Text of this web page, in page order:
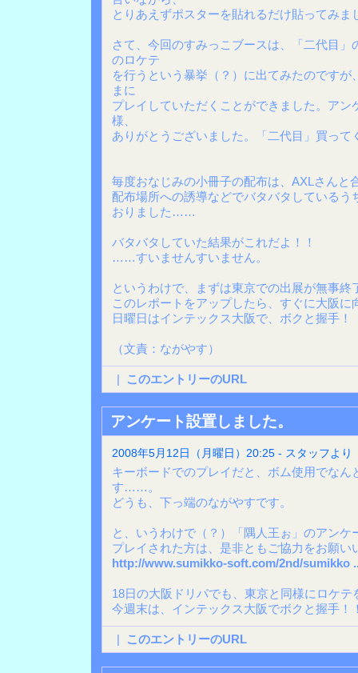
とりあえずポスターを貼れるだけ貼ってみま
さて、今回のすみっこブースは、「二代目
のロケテ
を行うという暴挙（？）に出てみたのです
まに
プレイしていただくことができました。アン
様、
ありがとうございました。「二代目」買っ
毎度おなじみの小冊子の配布は、AXLさん
配布場所への誘導などでバタバタしているう
おりました……
バタバタしていた結果がこれだよ！！
……すいませんすいません。
というわけで、まずは東京での出展が無事終
このレポートをアップしたら、すぐに大阪に
日曜日はインテックス大阪で、ボクと握手！
（文責：ながやす）
| このエントリーのURL
アンケート設置しました。
2008年5月12日（月曜日）20:25 - スタッフより
キーボードでのプレイだと、ボム使用でなん
す……。
どうも、下っ端のながやすです。
と、いうわけで（？）「隅人王ぉ」のアンケ
プレイされた方は、是非ともご協力をお願い
http://www.sumikko-soft.com/2nd/sumikko
18日の大阪ドリパでも、東京と同様にロケ
今週末は、インテックス大阪でボクと握手！
| このエントリーのURL